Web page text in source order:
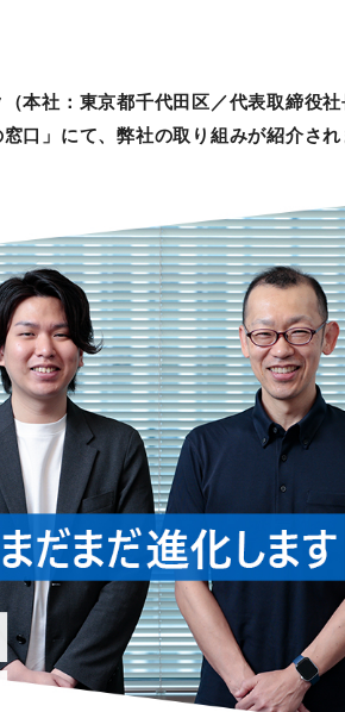
本社：東京都千代田区／代表取締役
口」にて、弊社の取り組みが紹介され